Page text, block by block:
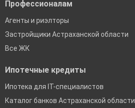
Профессионалам
Агенты и риэлторы
Застройщики Астраханской области
Все ЖК
Ипотечные кредиты
Ипотека для IT-специалистов
Каталог банков Астраханской области